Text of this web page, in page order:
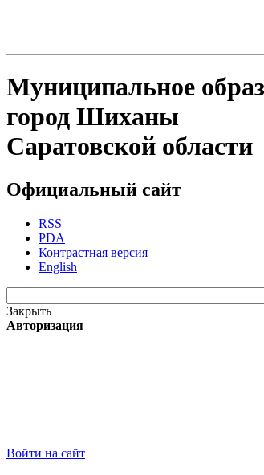
Муниципальное
город Шиханы
Саратовской области
Официальный сайт
RSS
PDA
Контрастная версия
English
Закрыть
Авторизация
Войти на сайт